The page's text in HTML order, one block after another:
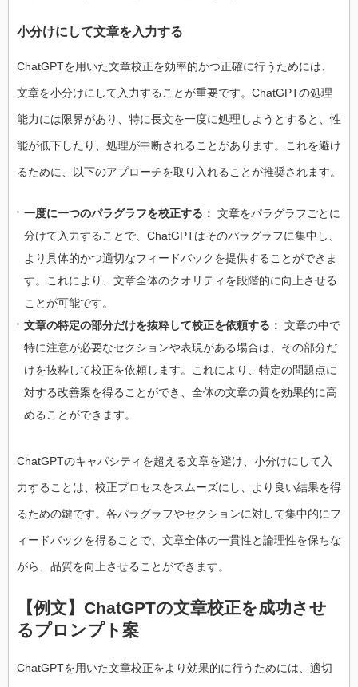
小分けにして文章を入力する
ChatGPTを用いた文章校正を効率的かつ正確に行うためには、
文章を小分けにして入力することが重要です。ChatGPTの処理
能力には限界があり、特に長文を一度に処理しようとすると、性
能が低下したり、処理が中断されることがあります。これを避け
るために、以下のアプローチを取り入れることが推奨されます。
一度に一つのパラグラフを校正する： 文章をパラグラフごとに
分けて入力することで、ChatGPTはそのパラグラフに集中し、
より具体的かつ適切なフィードバックを提供することができま
す。これにより、文章全体のクオリティを段階的に向上させる
ことが可能です。
文章の特定の部分だけを抜粋して校正を依頼する： 文章の中で
特に注意が必要なセクションや表現がある場合は、その部分だ
けを抜粋して校正を依頼します。これにより、特定の問題点に
対する改善案を得ることができ、全体の文章の質を効果的に高
めることができます。
ChatGPTのキャパシティを超える文章を避け、小分けにして入
力することは、校正プロセスをスムーズにし、より良い結果を得
るための鍵です。各パラグラフやセクションに対して集中的にフ
ィードバックを得ることで、文章全体の一貫性と論理性を保ちな
がら、品質を向上させることができます。
【例文】ChatGPTの文章校正を成功させ
るプロンプト案
ChatGPTを用いた文章校正をより効果的に行うためには、適切